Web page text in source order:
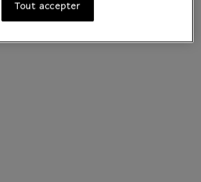
Tout accepter